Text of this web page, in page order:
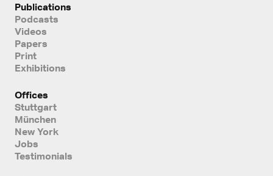
Publications
Podcasts
Videos
Papers
Print
Exhibitions
Offices
Stuttgart
München
New York
Jobs
Testimonials